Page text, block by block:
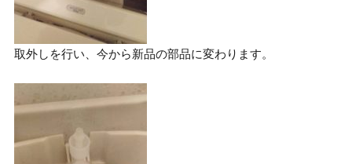
取外しを行い、今から新品の部品に変わります。